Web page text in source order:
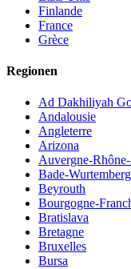
Finlande
France
Grèce
Regionen
Ad Dakhiliyah
Andalousie
Angleterre
Arizona
Auvergne-
Bade-Wurtemberg
Beyrouth
Bourgogne-
Bratislava
Bretagne
Bruxelles
Bursa